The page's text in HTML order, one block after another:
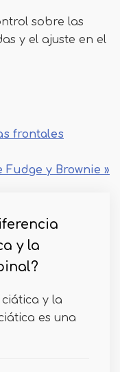
sobre las
y el ajuste en el
frontales
Fudge y Brownie »
y la
y la
es una